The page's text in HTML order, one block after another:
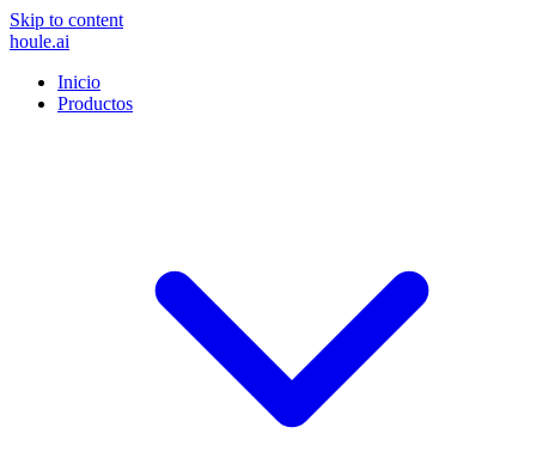
Skip to content
houle.ai
Inicio
Productos